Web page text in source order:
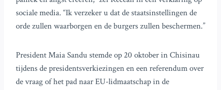
sociale media. “Ik verzeker u dat de staatsinstellingen de
orde zullen waarborgen en de burgers zullen beschermen.”
President Maia Sandu stemde op 20 oktober in Chisinau
tijdens de presidentsverkiezingen en een referendum over
de vraag of het pad naar EU-lidmaatschap in de